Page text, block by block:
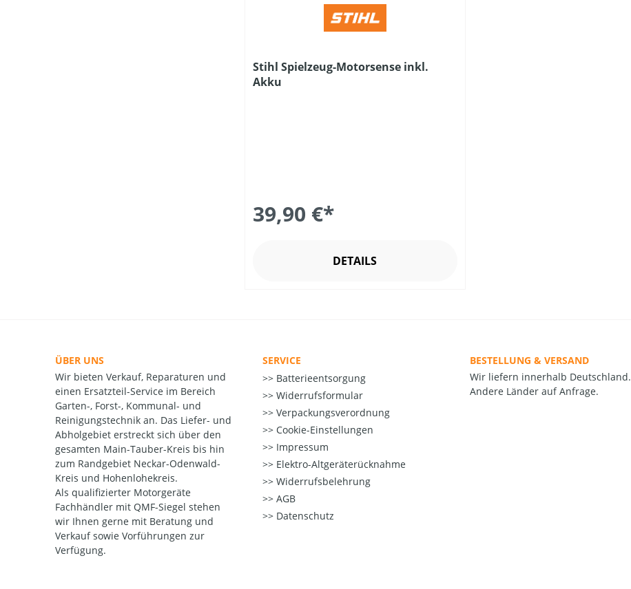
Stihl Spielzeug-Motorsense inkl.
Akku
39,90 €*
DETAILS
ÜBER UNS
Wir bieten Verkauf, Reparaturen und
einen Ersatzteil-Service im Bereich
Garten-, Forst-, Kommunal- und
Reinigungstechnik an. Das Liefer- und
Abholgebiet erstreckt sich über den
gesamten Main-Tauber-Kreis bis hin
zum Randgebiet Neckar-Odenwald-
Kreis und Hohenlohekreis.
Als qualifizierter Motorgeräte
Fachhändler mit QMF-Siegel stehen
wir Ihnen gerne mit Beratung und
Verkauf sowie Vorführungen zur
Verfügung.
SERVICE
Batterieentsorgung
Widerrufsformular
Verpackungsverordnung
Cookie-Einstellungen
Impressum
Elektro-Altgeräterücknahme
Widerrufsbelehrung
AGB
Datenschutz
BESTELLUNG & VERSAND
Wir liefern innerhalb Deutschland.
Andere Länder auf Anfrage.